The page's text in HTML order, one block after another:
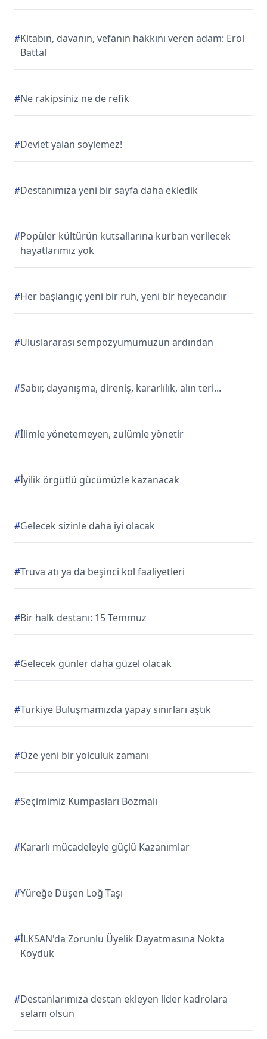
#Kitabın, davanın, vefanın hakkını veren adam: Erol
Battal
#Ne rakipsiniz ne de refik
#Devlet yalan söylemez!
#Destanımıza yeni bir sayfa daha ekledik
#Popüler kültürün kutsallarına kurban verilecek
hayatlarımız yok
#Her başlangıç yeni bir ruh, yeni bir heyecandır
#Uluslararası sempozyumumuzun ardından
#Sabır, dayanışma, direniş, kararlılık, alın teri...
#İlimle yönetemeyen, zulümle yönetir
#İyilik örgütlü gücümüzle kazanacak
#Gelecek sizinle daha iyi olacak
#Truva atı ya da beşinci kol faaliyetleri
#Bir halk destanı: 15 Temmuz
#Gelecek günler daha güzel olacak
#Türkiye Buluşmamızda yapay sınırları aştık
#Öze yeni bir yolculuk zamanı
#Seçimimiz Kumpasları Bozmalı
#Kararlı mücadeleyle güçlü Kazanımlar
#Yüreğe Düşen Loğ Taşı
#İLKSAN'da Zorunlu Üyelik Dayatmasına Nokta
Koyduk
#Destanlarımıza destan ekleyen lider kadrolara
selam olsun